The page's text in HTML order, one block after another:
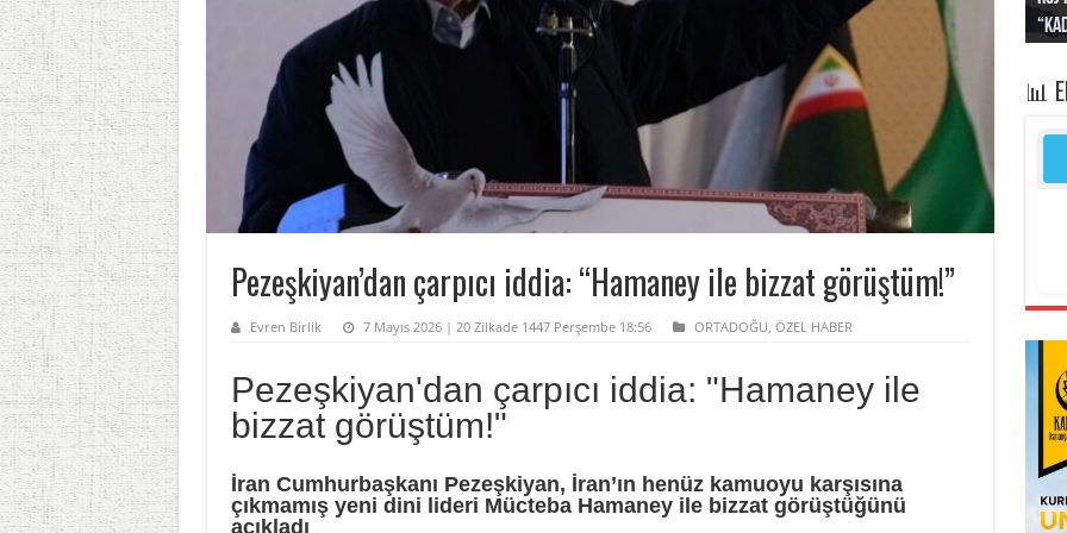
Pezeşkiyan’dan çarpıcı iddia: “Hamaney ile bizzat görüştüm!”
Evren Birlik 7 Mayıs 2026 | 20 Zilkade 1447 Perşembe 18:56 ORTADOĞU, ÖZEL HABER
Pezeşkiyan'dan çarpıcı iddia: "Hamaney ile
bizzat görüştüm!"
İran Cumhurbaşkanı Pezeşkiyan, İran’ın henüz kamuoyu karşısına
çıkmamış yeni dini lideri Mücteba Hamaney ile bizzat görüştüğünü
açıkladı
📊